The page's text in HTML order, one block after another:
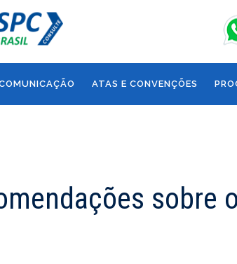
ATAS E CONVENÇÕES
sobre